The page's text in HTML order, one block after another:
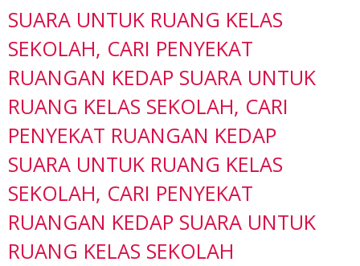
SUARA UNTUK RUANG KELAS
SEKOLAH, CARI PENYEKAT
RUANGAN KEDAP SUARA UNTUK
RUANG KELAS SEKOLAH, CARI
PENYEKAT RUANGAN KEDAP
SUARA UNTUK RUANG KELAS
SEKOLAH, CARI PENYEKAT
RUANGAN KEDAP SUARA UNTUK
RUANG KELAS SEKOLAH